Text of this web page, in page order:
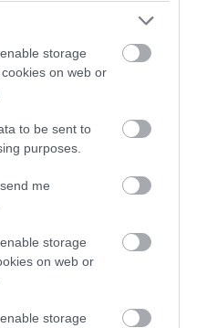
storage
on web or
to be sent to
purposes.
me
storage
on web or
storage
Στενών του Ορμούζ
των όρων